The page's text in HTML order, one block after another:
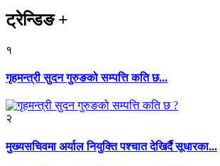
ट्रेन्डिङ+
१
गृहमन्त्री सुदन गुरुङको सम्पत्ति कति छ...
२
मुख्यसचिवमा अर्याल नियुक्ति पश्चात देखिर्दै सूधारका...